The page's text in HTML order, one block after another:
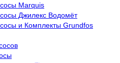
Marquis
Джилекс Водомёт
и Комплекты Grundfos